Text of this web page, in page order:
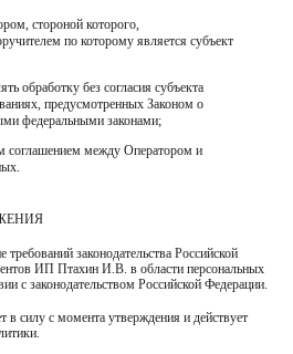
стороной которого,
по которому является субъект
обработку без согласия субъекта
предусмотренных Законом о
федеральными законами;
соглашением между Оператором и
законодательства Российской
ИП Птахин И.В. в области персональных
с законодательством Российской Федерации.
в силу с момента утверждения и действует